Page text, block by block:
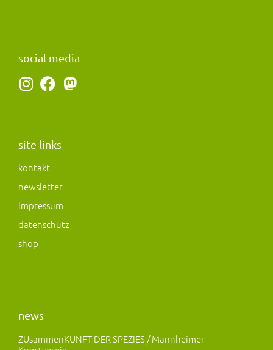
social media
I
a
r
a
m
F
b
o
k
M
site links
kontakt
newsletter
impressum
datenschutz
shop
news
ZUsammenKUNFT DER SPEZIES / Mannheimer